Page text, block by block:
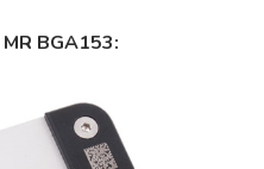
BGA153: